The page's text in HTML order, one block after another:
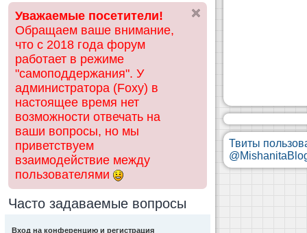
ск
Уважаемые посетители!
Обращаем ваше внимание,
что с 2018 года форум
работает в режиме
"самоподдержания". У
администратора (Foxy) в
настоящее время нет
возможности отвечать на
ваши вопросы, но мы
приветствуем
взаимодействие между
пользователями
Часто задаваемые вопросы
Вход на конференцию и регистрация
Твиты